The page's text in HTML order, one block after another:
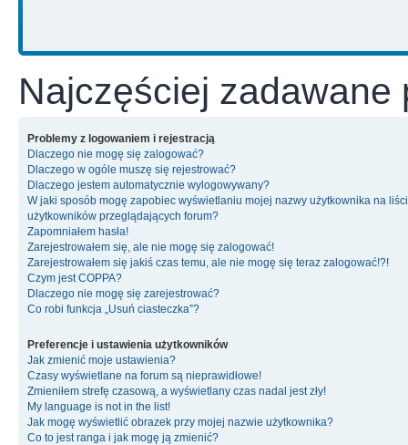
Najczęściej zadawane
Problemy z logowaniem i rejestracją
Dlaczego nie mogę się zalogować?
Dlaczego w ogóle muszę się rejestrować?
Dlaczego jestem automatycznie wylogowywany?
W jaki sposób mogę zapobiec wyświetlaniu mojej nazwy użytkownika na
użytkowników przeglądających forum?
Zapomniałem hasła!
Zarejestrowałem się, ale nie mogę się zalogować!
Zarejestrowałem się jakiś czas temu, ale nie mogę się teraz zalogować!?!
Czym jest COPPA?
Dlaczego nie mogę się zarejestrować?
Co robi funkcja „Usuń ciasteczka”?
Preferencje i ustawienia użytkowników
Jak zmienić moje ustawienia?
Czasy wyświetlane na forum są nieprawidłowe!
Zmieniłem strefę czasową, a wyświetlany czas nadal jest zły!
My language is not in the list!
Jak mogę wyświetlić obrazek przy mojej nazwie użytkownika?
Co to jest ranga i jak mogę ją zmienić?